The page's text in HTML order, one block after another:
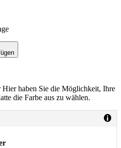
haben Sie die Möglichkeit, Ihre
die Farbe aus zu wählen.